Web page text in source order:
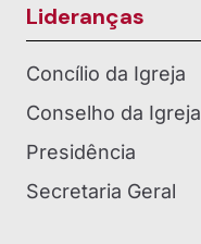
Lideranças
Concílio da Igreja
Conselho da Igreja
Presidência
Secretaria Geral